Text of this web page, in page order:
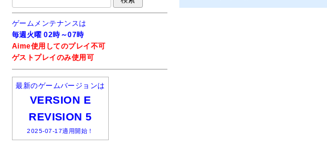
ゲームメンテナンスは
毎週火曜 02時～07時
Aime使用してのプレイ不可
ゲストプレイのみ使用可
最新のゲームバージョンは
VERSION E
REVISION 5
2025-07-17適用開始！